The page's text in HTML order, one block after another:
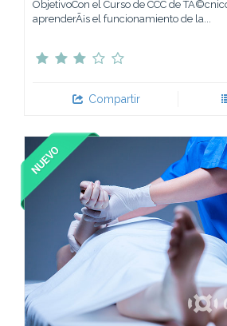
ObjetivoCon el Curso de CCC de
aprenderÃ¡s el funcionamiento de la...
Compartir